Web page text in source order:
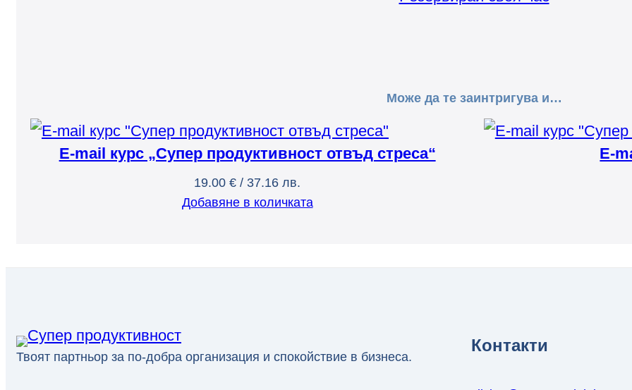
Може да те заинтригува и…
E-mail курс „Супер продуктивност отвъд стреса“
19.00€ / 37.16 лв.
Добавяне в количката
E-
Твоят партньор за по-добра организация и спокойствие в бизнеса.
Контакти